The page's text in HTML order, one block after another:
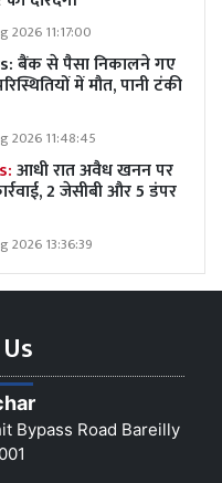
2026 11:17:00
बैंक से पैसा निकालने गए
में मौत, पानी टंकी
2026 11:48:45
आधी रात अवैध खनन पर
2 जेसीबी और 5 डंपर
2026 13:36:39
Bypass Road Bareilly